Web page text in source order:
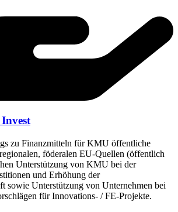
zu Finanzmitteln für KMU öffentliche
föderalen EU-Quellen (öffentlich
Unterstützung von KMU bei der
und Erhöhung der
sowie Unterstützung von Unternehmen bei
für Innovations- / FE-Projekte.